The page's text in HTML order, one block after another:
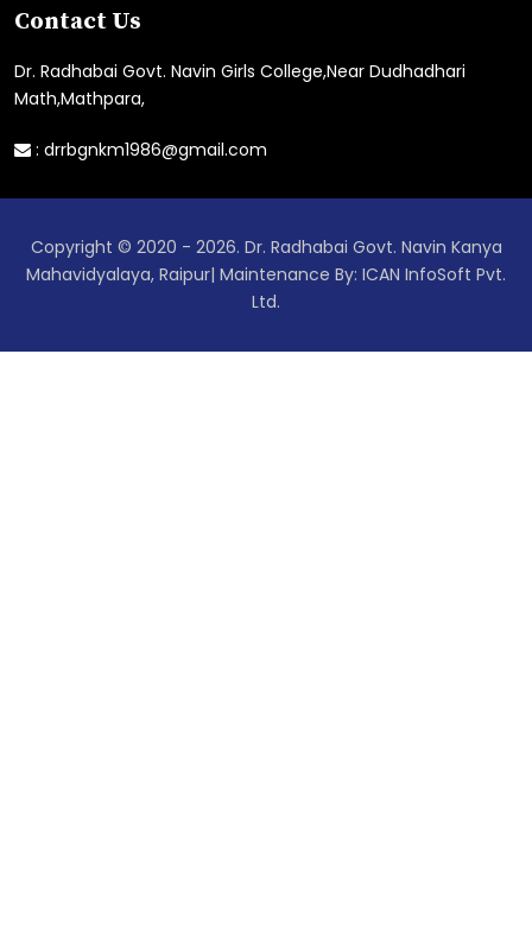
Contact Us
Dr. Radhabai Govt. Navin Girls College,Near Dudhadhari
Math,Mathpara,
: drrbgnkm1986@gmail.com
Copyright © 2020 - 2026. Dr. Radhabai Govt. Navin Kanya
Mahavidyalaya, Raipur| Maintenance By: ICAN InfoSoft Pvt.
Ltd.